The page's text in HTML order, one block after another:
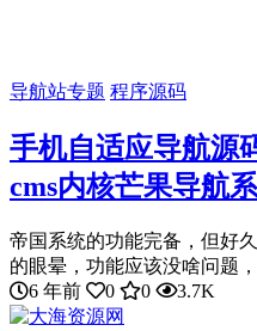
导航站专题 程序源码
手机自适应导航源
cms内核芒果导航
帝国系统的功能完备，但好
的眼晕，功能应该没啥问题
6 年前
0 0 3.7K